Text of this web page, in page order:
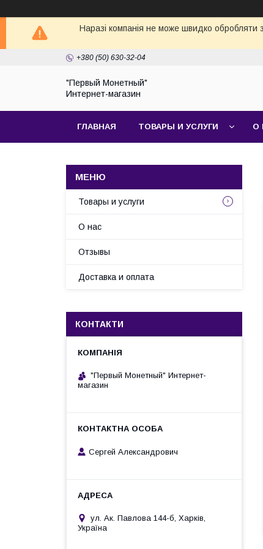
Наразі компанія не може швидко обробляти
+380 (50) 630-32-04
"Первый Монетный"
Интернет-магазин
ГЛАВНАЯ ТОВАРЫ И УСЛУГИ О
Товары и услуги
О нас
Отзывы
Доставка и оплата
КОНТАКТИ
"Первый Монетный" Интернет-
магазин
Сергей Александрович
ул. Ак. Павлова 144-б, Харків,
Україна